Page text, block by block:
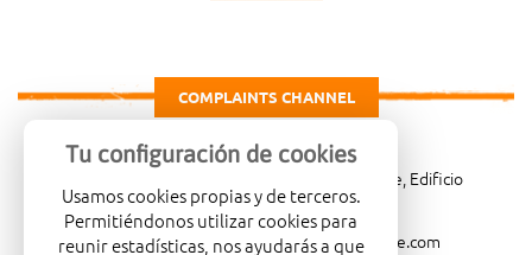
COMPLAINTS CHANNEL
Carretera de Madrid Km. 4, 03007 Alicante, Edificio
Administrativo, planta 3ª
966081001
merca@mercalicante.com
Tu configuración de cookies
Usamos cookies propias y de terceros.
Permitiéndonos utilizar cookies para
reunir estadísticas, nos ayudarás a que